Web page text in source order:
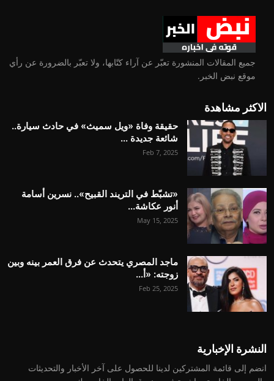
جميع المقالات المنشورة تعبّر عن آراء كتّابها، ولا تعبّر بالضرورة عن رأي
موقع نبض الخبر.
الاكثر مشاهدة
حقيقة وفاة «ويل سميث» في حادث سيارة..
شائعة جديدة ...
Feb 7, 2025
«تشبّط في التريند القبيح».. نسرين أسامة
أنور عكاشة...
May 15, 2025
ماجد المصري يتحدث عن فرق العمر بينه وبين
زوجته: «أ...
Feb 25, 2025
النشرة الإخبارية
انضم إلى قائمة المشتركين لدينا للحصول على آخر الأخبار والتحديثات